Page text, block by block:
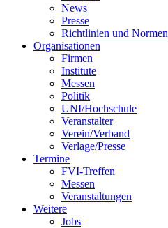
News
Presse
Richtlinien und Normen
Organisationen
Firmen
Institute
Messen
Politik
UNI/Hochschule
Veranstalter
Verein/Verband
Verlage/Presse
Termine
FVI-Treffen
Messen
Veranstaltungen
Weitere
Jobs